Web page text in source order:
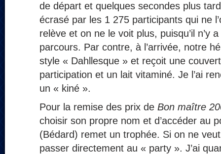
de départ et quelques secondes plus
écrasé par les 1 275 participants qui ne
relève et on ne le voit plus, puisqu’il n’y
parcours. Par contre, à l’arrivée, notre
style « Dahllesque » et reçoit une
participation et un lait vitaminé. Je l’ai
un « kiné ».
Pour la remise des prix de Bon maître
choisir son propre nom et d’accéder au
(Bédard) remet un trophée. Si on ne
passer directement au « party ». J’ai